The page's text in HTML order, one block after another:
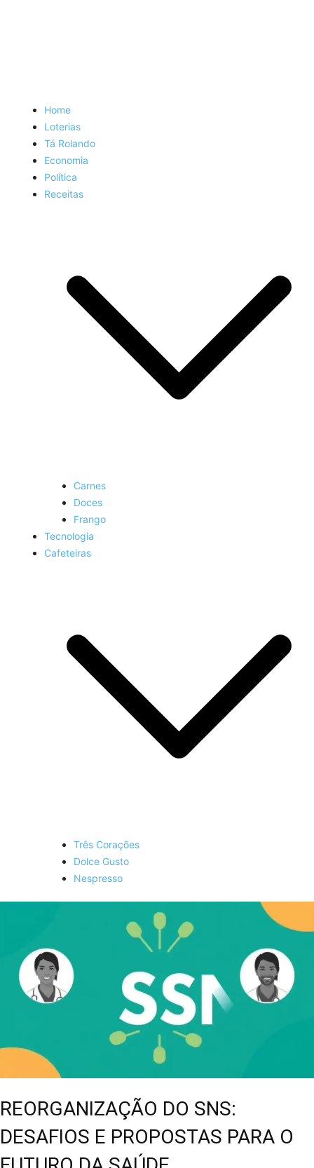
Home
Loterias
Tá Rolando
Economia
Política
Receitas
Carnes
Doces
Frango
Tecnologia
Cafeteiras
Três Corações
Dolce Gusto
Nespresso
REORGANIZAÇÃO DO SNS:
DESAFIOS E PROPOSTAS PARA O